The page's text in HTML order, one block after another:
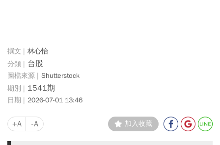
林心怡
台股
Shutterstock
1541期
2026-07-01 13:46
+A -A 加入收藏